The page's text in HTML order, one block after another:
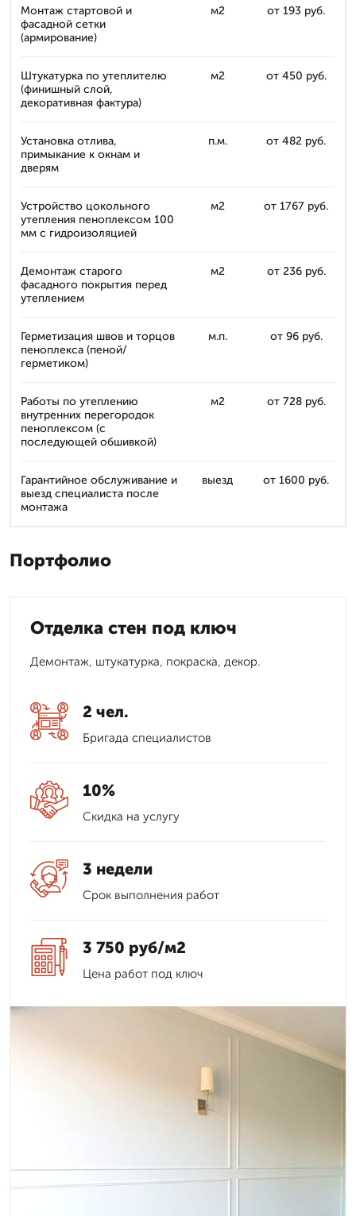
Монтаж стартовой и
фасадной сетки
(армирование)
м2 от 193 руб.
Штукатурка по утеплителю
(финишный слой,
декоративная фактура)
м2 от 450 руб.
Установка отлива,
примыкание к окнам и
дверям
п.м. от 482 руб.
Устройство цокольного
утепления пеноплексом 100
мм с гидроизоляцией
м2 от 1767 руб.
Демонтаж старого
фасадного покрытия перед
утеплением
м2 от 236 руб.
Герметизация швов и торцов
пеноплекса (пеной/
герметиком)
м.п. от 96 руб.
Работы по утеплению
внутренних перегородок
пеноплексом (с
последующей обшивкой)
м2 от 728 руб.
Гарантийное обслуживание и
выезд специалиста после
монтажа
выезд от 1600 руб.
Портфолио
Отделка стен под ключ
Демонтаж, штукатурка, покраска, декор.
2 чел.
Бригада специалистов
10%
Скидка на услугу
3 недели
Срок выполнения работ
3 750 руб/м2
Цена работ под ключ